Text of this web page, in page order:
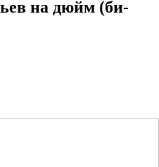
на дюйм (би-